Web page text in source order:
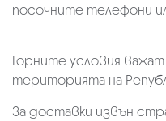
посочните телефони
Горните условия
територията на
За доставки извън